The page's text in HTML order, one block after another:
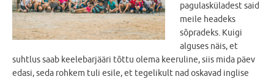
pagulasküladest said
meile headeks
sõpradeks. Kuigi
alguses näis, et
suhtlus saab keelebarjääri tõttu olema keeruline, siis mida päev
edasi, seda rohkem tuli esile, et tegelikult nad oskavad inglise